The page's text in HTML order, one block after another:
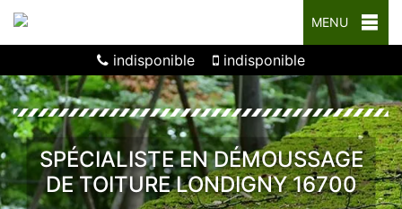
MENU
indisponible indisponible
SPÉCIALISTE EN DÉMOUSSAGE
DE TOITURE LONDIGNY 16700